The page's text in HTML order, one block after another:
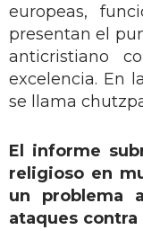
europeas,
presentan el
anticristiano
excelencia. En
se llama
El informe
religioso en
un problema
ataques